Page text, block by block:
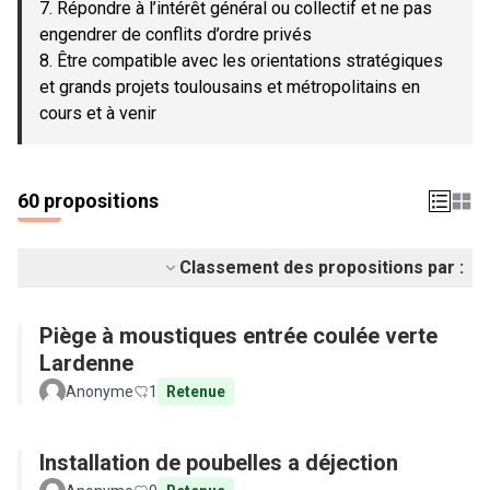
7. Répondre à l’intérêt général ou collectif et ne pas
engendrer de conflits d’ordre privés
8. Être compatible avec les orientations stratégiques
et grands projets toulousains et métropolitains en
cours et à venir
60 propositions
Classement des propositions par :
Piège à moustiques entrée coulée verte
Lardenne
Anonyme 1 Retenue
Installation de poubelles a déjection